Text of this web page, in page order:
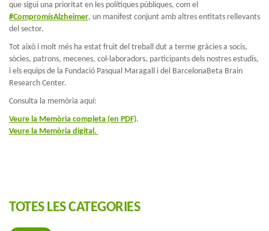
que sigui una prioritat en les polítiques públiques, com el
#CompromísAlzheimer, un manifest conjunt amb altres entitats rellevants
del sector.
Tot això i molt més ha estat fruit del treball dut a terme gràcies a socis,
sòcies, patrons, mecenes, col·laboradors, participants dels nostres estudis,
i els equips de la Fundació Pasqual Maragall i del BarcelonaBeta Brain
Research Center.
Consulta la memòria aquí:
Veure la Memòria completa (en PDF).
Veure la Memòria digital.
TOTES LES CATEGORIES